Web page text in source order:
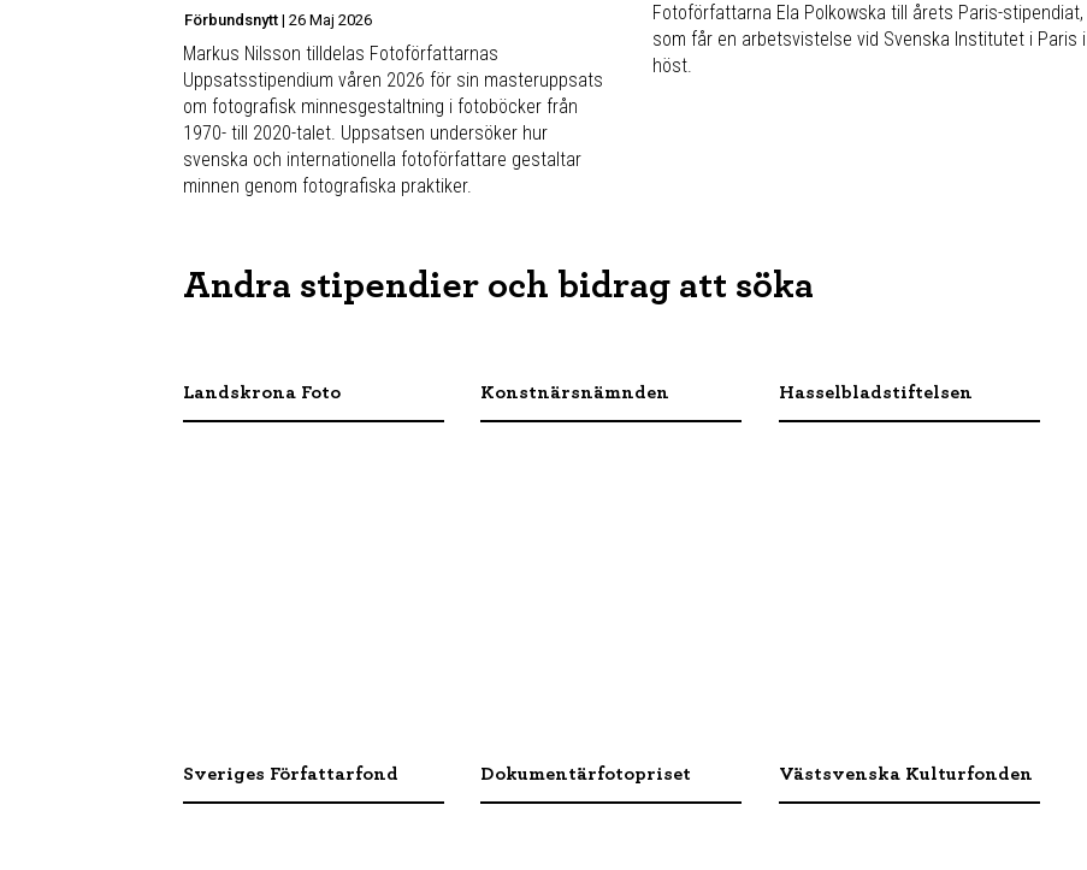
Förbundsnytt | 26 Maj 2026
Markus Nilsson tilldelas Fotoförfattarnas
Uppsatsstipendium våren 2026 för sin masteruppsats
om fotografisk minnesgestaltning i fotoböcker från
1970- till 2020-talet. Uppsatsen undersöker hur
svenska och internationella fotoförfattare gestaltar
minnen genom fotografiska praktiker.
Fotoförfattarna Ela Polkowska till årets Paris-stipendiat,
som får en arbetsvistelse vid Svenska Institutet i Paris i
höst.
Andra stipendier och bidrag att söka
Landskrona Foto Konstnärsnämnden Hasselbladstiftelsen
Sveriges Författarfond Dokumentärfotopriset Västsvenska Kulturfonden